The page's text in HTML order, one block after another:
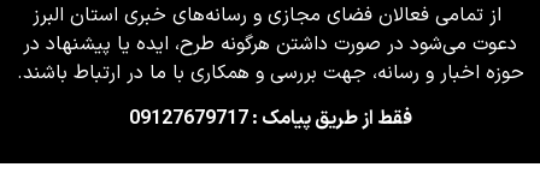
از تمامی فعالان فضای مجازی و رسانه‌های خبری استان البرز
دعوت می‌شود در صورت داشتن هرگونه طرح، ایده یا پیشنهاد در
حوزه اخبار و رسانه، جهت بررسی و همکاری با ما در ارتباط باشند.
فقط از طریق پیامک : 09127679717